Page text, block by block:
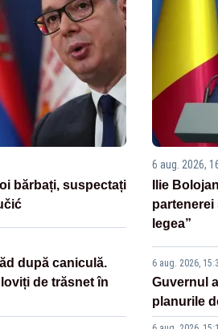
bărbați, suspectați
după caniculă.
de trăsnet în
6 aug. 2026,
Ilie
partenerei
legea”
6 aug. 2026,
Guvernul
planurile